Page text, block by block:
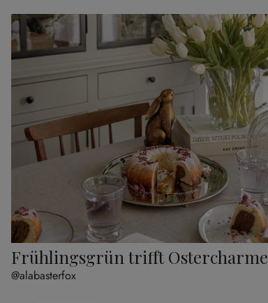
Frühlingsgrün trifft Ostercharme
@alabasterfox